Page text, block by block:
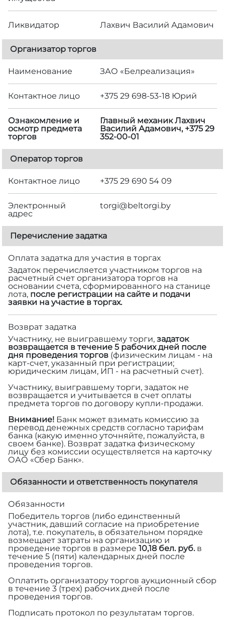
Ликвидатор Лахвич Василий Адамович
Организатор торгов
Наименование ЗАО «Белреализация»
Контактное лицо +375 29 698-53-18 Юрий
Ознакомление и
осмотр предмета
торгов
Главный механик Лахвич
Василий Адамович, +375 29
352-00-01
Оператор торгов
Контактное лицо +375 29 690 54 09
Электронный
адрес
torgi@beltorgi.by
Перечисление задатка
Оплата задатка для участия в торгах
Задаток перечисляется участником торгов на
расчетный счет организатора торгов на
основании счета, сформированного на станице
лота, после регистрации на сайте и подачи
заявки на участие в торгах.
Возврат задатка
Участнику, не выигравшему торги, задаток
возвращается в течение 5 рабочих дней после
дня проведения торгов (физическим лицам - на
карт-счет, указанный при регистрации;
юридическим лицам, ИП - на расчетный счет).
Участнику, выигравшему торги, задаток не
возвращается и учитывается в счет оплаты
предмета торгов по договору купли-продажи.
Внимание! Банк может взимать комиссию за
перевод денежных средств согласно тарифам
банка (какую именно уточняйте, пожалуйста, в
своем банке). Возврат задатка физическому
лицу без комиссии осуществляется на карточку
ОАО «Сбер Банк».
Обязанности и ответственность покупателя
Обязанности
Победитель торгов (либо единственный
участник, давший согласие на приобретение
лота), т.е. покупатель, в обязательном порядке
возмещает затраты на организацию и
проведение торгов в размере 10,18 бел. руб.в
течение 5 (пяти) календарных дней после
проведения торгов.
Оплатить организатору торгов аукционный сбор
в течение 3 (трех) рабочих дней после
проведения торгов.
Подписать протокол по результатам торгов.